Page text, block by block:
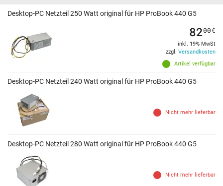
Desktop-PC Netzteil 250 Watt original für HP ProBook 440 G5
Artikel verfügbar
8200€
inkl. 19% MwSt
zzgl. Versandkosten
Desktop-PC Netzteil 240 Watt original für HP ProBook 440 G5
Nicht mehr lieferbar
Desktop-PC Netzteil 280 Watt original für HP ProBook 440 G5
Nicht mehr lieferbar